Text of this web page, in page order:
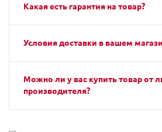
Какая есть гарантия на товар?
Условия доставки в вашем
Можно ли у вас купить товар от
производителя?